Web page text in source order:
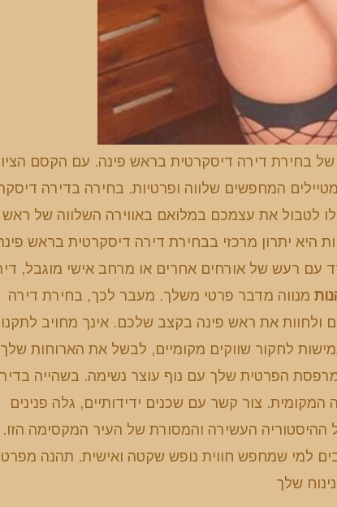
בחירת דירה דיסקרטית בראש פינה. עם הקסם
המחפשים שלווה ופרטיות. בחירה בדירה
לטבול את עצמכם במלואם באווירה השלווה של ראש
היא יתרון מרכזי בבחירת דירה דיסקרטית בראש
עם רעש של אורחים אחרים או מרחב אישי מוגבל,
מנווה מדבר פרטי משלך. מעבר לכך, בחירת דירה
ולחוות את ראש פינה בקצב שלכם. אינך מחויב
לחקור שווקים מקומיים, לבשל את הארוחות שלך
הפרטית שלך עם נוף עוצר נשימה. בשהייה
צור קשר עם שכנים ידידותיים, גלה פנינים
ההיסטוריה העשירה והמסורת של העיר המקסימה הזו.
למי שמחפש חווית נופש שקטה ואישית. תהנה
שלך